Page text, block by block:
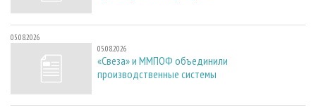
05.08.2026
05.08.2026
«Свеза» и ММПОФ объединили
производственные системы